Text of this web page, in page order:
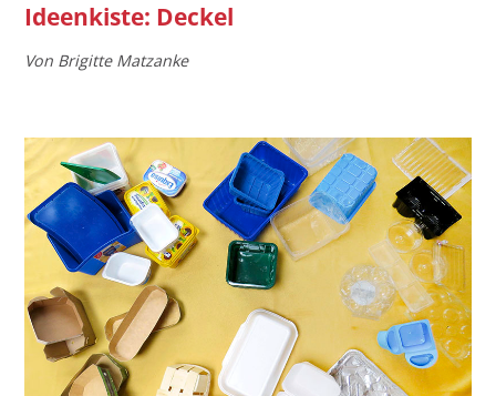
Ideenkiste: Deckel
Von Brigitte Matzanke